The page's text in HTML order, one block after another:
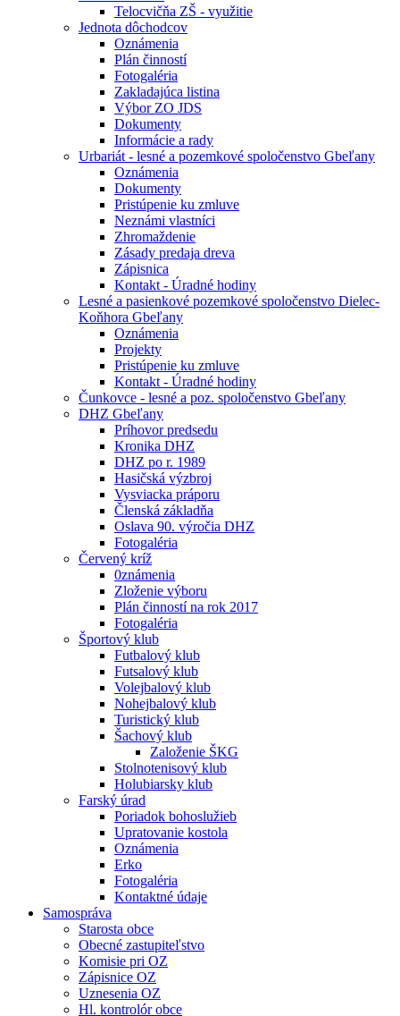
Telocvičňa ZŠ - využitie
Jednota dôchodcov
Oznámenia
Plán činností
Fotogaléria
Zakladajúca listina
Výbor ZO JDS
Dokumenty
Informácie a rady
Urbariát - lesné a pozemkové spoločenstvo Gbeľany
Oznámenia
Dokumenty
Pristúpenie ku zmluve
Neznámi vlastníci
Zhromaždenie
Zásady predaja dreva
Zápisnica
Kontakt - Úradné hodiny
Lesné a pasienkové pozemkové spoločenstvo Dielec-
Koňhora Gbeľany
Oznámenia
Projekty
Pristúpenie ku zmluve
Kontakt - Úradné hodiny
Čunkovce - lesné a poz. spoločenstvo Gbeľany
DHZ Gbeľany
Príhovor predsedu
Kronika DHZ
DHZ po r. 1989
Hasičská výzbroj
Vysviacka práporu
Členská základňa
Oslava 90. výročia DHZ
Fotogaléria
Červený kríž
0známenia
Zloženie výboru
Plán činností na rok 2017
Fotogaléria
Športový klub
Futbalový klub
Futsalový klub
Volejbalový klub
Nohejbalový klub
Turistický klub
Šachový klub
Založenie ŠKG
Stolnotenisový klub
Holubiarsky klub
Farský úrad
Poriadok bohoslužieb
Upratovanie kostola
Oznámenia
Erko
Fotogaléria
Kontaktné údaje
Samospráva
Starosta obce
Obecné zastupiteľstvo
Komisie pri OZ
Zápisnice OZ
Uznesenia OZ
Hl. kontrolór obce